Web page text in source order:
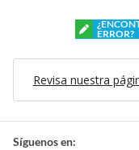
ERROR?
Revisa nuestra
Síguenos en: